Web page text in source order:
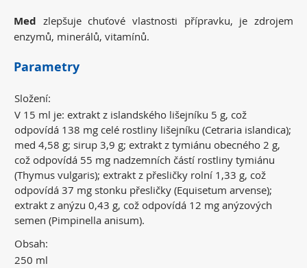
Med zlepšuje chuťové vlastnosti přípravku, je zdrojem
enzymů, minerálů, vitamínů.
Parametry
Složení:
V 15 ml je: extrakt z islandského lišejníku 5 g, což
odpovídá 138 mg celé rostliny lišejníku (Cetraria islandica);
med 4,58 g; sirup 3,9 g; extrakt z tymiánu obecného 2 g,
což odpovídá 55 mg nadzemních částí rostliny tymiánu
(Thymus vulgaris); extrakt z přesličky rolní 1,33 g, což
odpovídá 37 mg stonku přesličky (Equisetum arvense);
extrakt z anýzu 0,43 g, což odpovídá 12 mg anýzových
semen (Pimpinella anisum).
Obsah:
250 ml